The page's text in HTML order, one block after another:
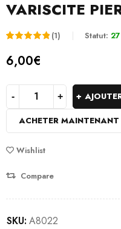
VARISCITE
basé
notation
(1) Statut:
6,00€
ACHETER MAINTENANT
Wishlist
Compare
SKU: A8022